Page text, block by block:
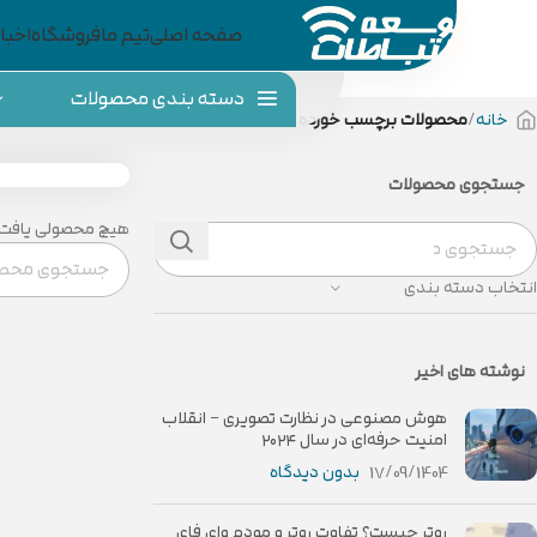
صفحه اصلیتیم مافروشگاه
دسته بندی محصولات
خانه محصولات برچسب خورده “Network switch”
جستجوی محصولات
انتخاب دسته بندی
نوشته های اخیر
هوش مصنوعی در نظارت تصویری – انقلاب
امنیت حرفه‌ای در سال ۲۰۲۴
17/09/1404 بدون دیدگاه
هیچ محصولی